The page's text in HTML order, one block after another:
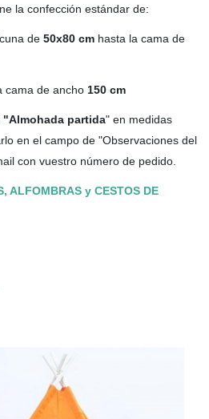
la confección estándar de:
de 50x80 cm hasta la cama de
cama de ancho 150 cm
"Almohada partida" en medidas
en el campo de "Observaciones del
con vuestro número de pedido.
ALFOMBRAS y CESTOS DE